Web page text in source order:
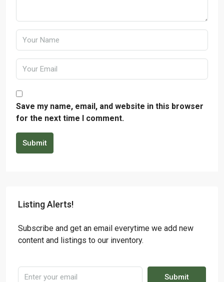
Save my name, email, and website in this browser
for the next time I comment.
Submit
Listing Alerts!
Subscribe and get an email everytime we add new
content and listings to our inventory.
Submit